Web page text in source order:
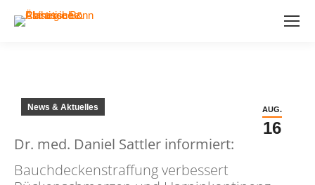
AUG.
16
News & Aktuelles
Dr. med. Daniel Sattler informiert:
Bauchdeckenstraffung verbessert